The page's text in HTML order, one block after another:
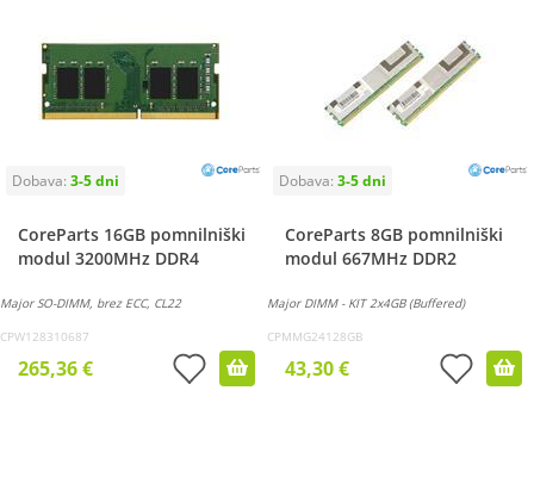
CoreParts 16GB pomnilniški
modul 3200MHz DDR4
Major SO-DIMM, brez ECC, CL22
CPW128310687
265,36 €
CoreParts 8GB pomnilniški
modul 667MHz DDR2
Major DIMM - KIT 2x4GB (Buffered)
CPMMG24128GB
43,30 €